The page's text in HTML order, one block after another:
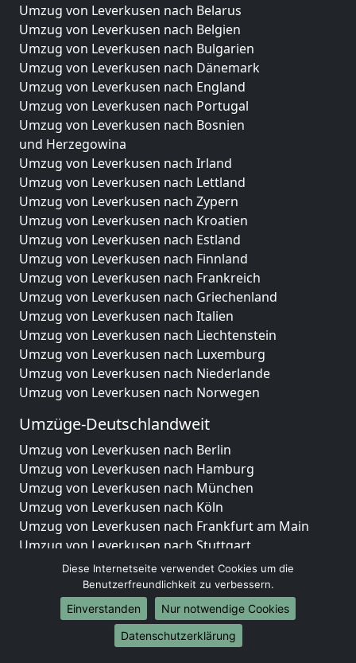
Umzug von Leverkusen nach Belarus
Umzug von Leverkusen nach Belgien
Umzug von Leverkusen nach Bulgarien
Umzug von Leverkusen nach Dänemark
Umzug von Leverkusen nach England
Umzug von Leverkusen nach Portugal
Umzug von Leverkusen nach Bosnien
und Herzegowina
Umzug von Leverkusen nach Irland
Umzug von Leverkusen nach Lettland
Umzug von Leverkusen nach Zypern
Umzug von Leverkusen nach Kroatien
Umzug von Leverkusen nach Estland
Umzug von Leverkusen nach Finnland
Umzug von Leverkusen nach Frankreich
Umzug von Leverkusen nach Griechenland
Umzug von Leverkusen nach Italien
Umzug von Leverkusen nach Liechtenstein
Umzug von Leverkusen nach Luxemburg
Umzug von Leverkusen nach Niederlande
Umzug von Leverkusen nach Norwegen
Umzüge-Deutschlandweit
Umzug von Leverkusen nach Berlin
Umzug von Leverkusen nach Hamburg
Umzug von Leverkusen nach München
Umzug von Leverkusen nach Köln
Umzug von Leverkusen nach Frankfurt am Main
Umzug von Leverkusen nach Stuttgart
Umzug von Leverkusen nach Düsseldorf
Umzug von Leverkusen nach Leipzig
Umzug von Leverkusen nach Dortmund
Umzug von Leverkusen nach Essen
Umzug von Leverkusen nach Bremen
Diese Internetseite verwendet Cookies um die
Benutzerfreundlichkeit zu verbessern.
Einverstanden
Nur notwendige Cookies
Datenschutzerklärung